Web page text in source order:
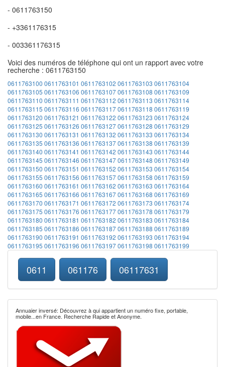
- 0611763150
- +3361176315
- 003361176315
Voici des numéros de téléphone qui ont un rapport avec votre
recherche : 0611763150
0611763100 0611763101 0611763102 0611763103 0611763104
0611763105 0611763106 06117631070611763108 0611763109
0611763110 0611763111 0611763112 0611763113 0611763114
0611763115 0611763116 06117631170611763118 0611763119
0611763120 0611763121 0611763122 0611763123 0611763124
0611763125 0611763126 06117631270611763128 0611763129
0611763130 0611763131 0611763132 0611763133 0611763134
0611763135 0611763136 06117631370611763138 0611763139
0611763140 0611763141 0611763142 0611763143 0611763144
0611763145 0611763146 06117631470611763148 0611763149
0611763150 0611763151 0611763152 0611763153 0611763154
0611763155 0611763156 06117631570611763158 0611763159
0611763160 0611763161 0611763162 0611763163 0611763164
0611763165 0611763166 06117631670611763168 0611763169
0611763170 0611763171 0611763172 0611763173 0611763174
0611763175 0611763176 06117631770611763178 0611763179
0611763180 0611763181 0611763182 0611763183 0611763184
0611763185 0611763186 06117631870611763188 0611763189
0611763190 0611763191 0611763192 0611763193 0611763194
0611763195 0611763196 06117631970611763198 0611763199
0611 061176 06117631
Annuaier inversé: Découvrez à qui appartient un numéro fixe, portable,
mobile...en France. Recherche Rapide et Anonyme.